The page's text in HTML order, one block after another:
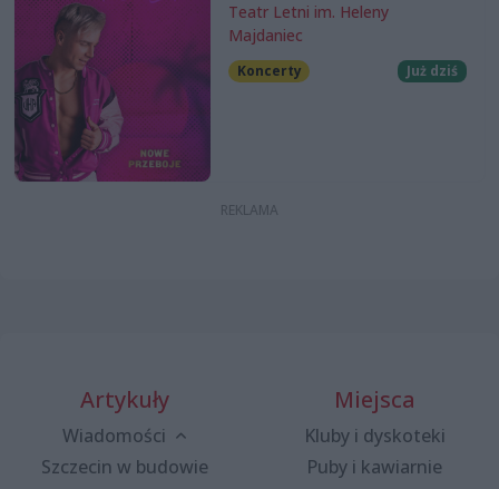
Teatr Letni im. Heleny
Majdaniec
Koncerty Już dziś
Artykuły
Wiadomości
Szczecin w budowie
Miejsca
Kluby i dyskoteki
Puby i kawiarnie